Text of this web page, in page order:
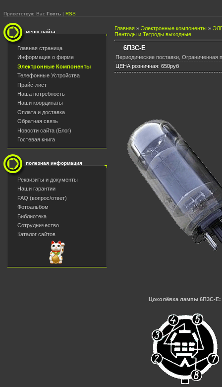
Приветствую Вас Гость | RSS
меню сайта
Главная страница
Информация о фирме
Электронные Компоненты
Телефонные Устройства
Прайс-лист
Наша потребность
Наши координаты
Оплата и доставка
Обратная связь
Новости сайта (Блог)
Гостевая книга
полезная информация
Реквизиты и документы
Наши гарантии
FAQ (вопрос/ответ)
Фотоальбом
Библиотека
Сотрудничество
Каталог сайтов
Главная » Электронные компоненты »
Пентоды и Тетроды выходные
6П3С-Е
Периодические поставки, Ограниченная
ЦЕНА розничная: 650руб
Цоколёвка лампы 6П3С-Е: